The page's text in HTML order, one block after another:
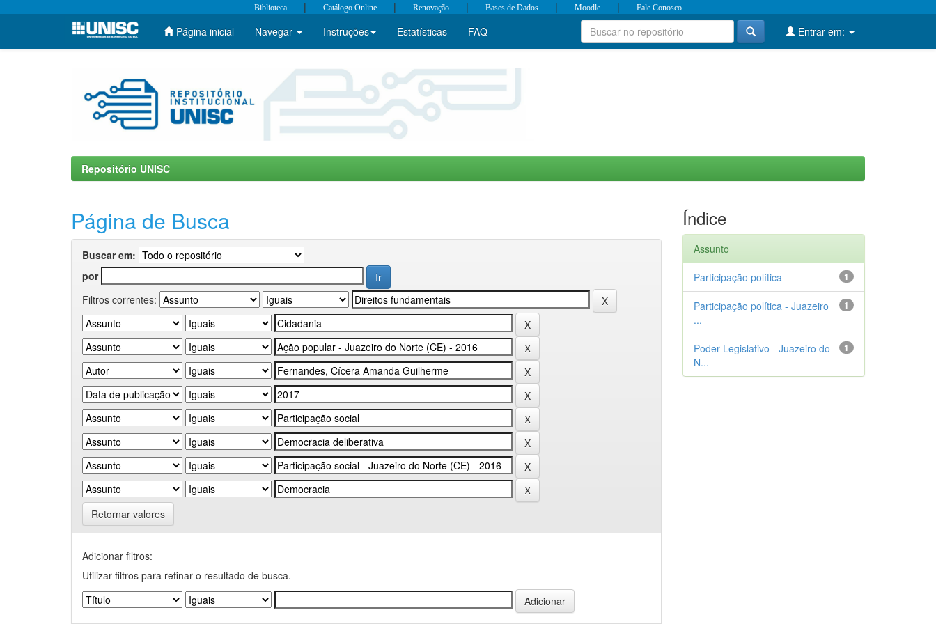
Skip
Biblioteca | Catálogo Online | Renovação | Bases de Dados | Moodle | Fale Conosco
Página inicial Navegar Instruções Estatísticas FAQ Entrar em:
Repositório UNISC
Página de Busca
Buscar em:
por
Filtros correntes:
Retornar valores
Adicionar filtros:
Utilizar filtros para refinar o resultado de busca.
Índice
Assunto
1
Participação política
1
Participação política - Juazeiro
...
1
Poder Legislativo - Juazeiro do
N...